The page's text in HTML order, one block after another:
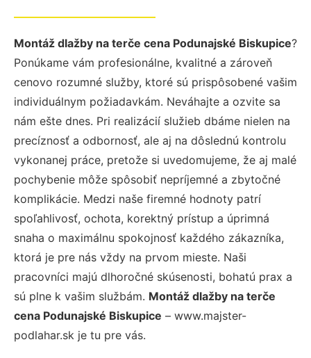
Montáž dlažby na terče cena Podunajské Biskupice?
Ponúkame vám profesionálne, kvalitné a zároveň
cenovo rozumné služby, ktoré sú prispôsobené vašim
individuálnym požiadavkám. Neváhajte a ozvite sa
nám ešte dnes. Pri realizácií služieb dbáme nielen na
precíznosť a odbornosť, ale aj na dôslednú kontrolu
vykonanej práce, pretože si uvedomujeme, že aj malé
pochybenie môže spôsobiť nepríjemné a zbytočné
komplikácie. Medzi naše firemné hodnoty patrí
spoľahlivosť, ochota, korektný prístup a úprimná
snaha o maximálnu spokojnosť každého zákazníka,
ktorá je pre nás vždy na prvom mieste. Naši
pracovníci majú dlhoročné skúsenosti, bohatú prax a
sú plne k vašim službám. Montáž dlažby na terče
cena Podunajské Biskupice – www.majster-
podlahar.sk je tu pre vás.